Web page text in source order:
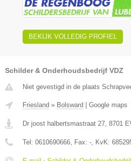
BEKIJK VOLLEDIG PROFIEL
Schilder & Onderhoudsbedrijf VDZ
Niet gevestigd in de plaats
Friesland » Bolsward | Google maps
Dr joost halbertsmastraat 27 8701
Tel: 0610690666 , Fax: - , KvK: